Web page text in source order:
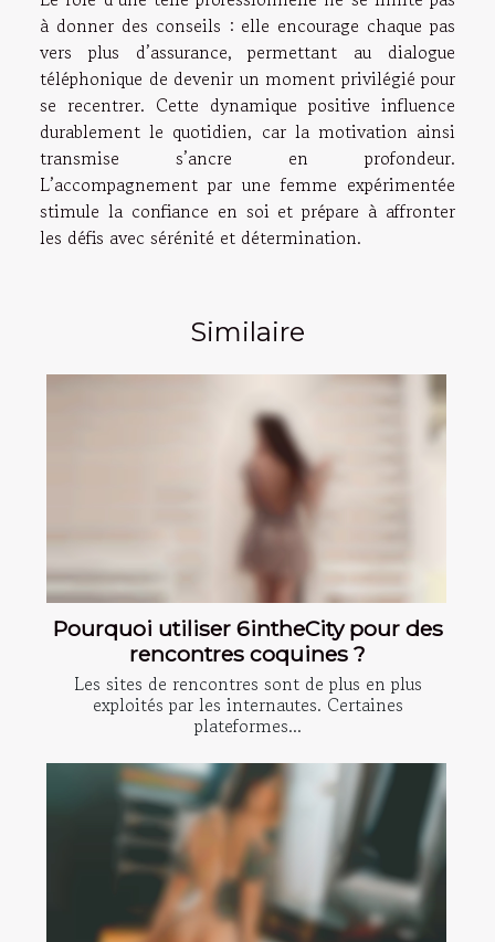
à donner des conseils : elle encourage chaque pas
vers plus d’assurance, permettant au dialogue
téléphonique de devenir un moment privilégié pour
se recentrer. Cette dynamique positive influence
durablement le quotidien, car la motivation ainsi
transmise s’ancre en profondeur.
L’accompagnement par une femme expérimentée
stimule la confiance en soi et prépare à affronter
les défis avec sérénité et détermination.
Similaire
Pourquoi utiliser 6intheCity pour des
rencontres coquines ?
Les sites de rencontres sont de plus en plus
exploités par les internautes. Certaines
plateformes...